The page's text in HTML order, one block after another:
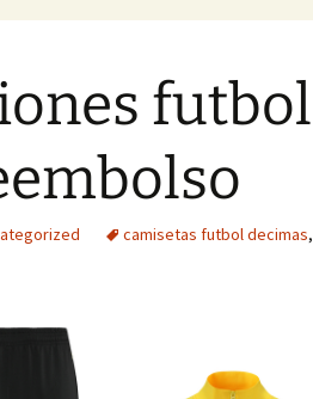
futbol
camisetas futbol decimas,